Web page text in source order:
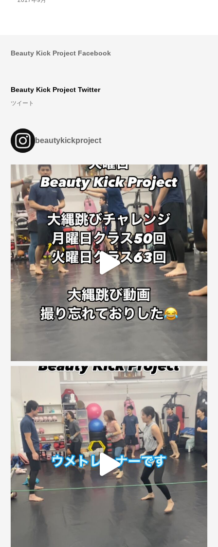
Beauty Kick Project Facebook
Beauty Kick Project Twitter
ツイート
beautykickproject